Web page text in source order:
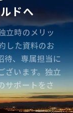
ドへ
立時のメリッ
した資料のお
待、専属担当に
ざいます。独立
サポートをさ